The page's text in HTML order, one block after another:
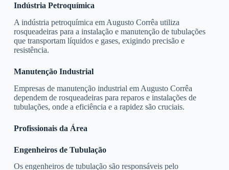
Indústria Petroquímica
A indústria petroquímica em Augusto Corrêa utiliza
rosqueadeiras para a instalação e manutenção de tubulações
que transportam líquidos e gases, exigindo precisão e
resistência.
Manutenção Industrial
Empresas de manutenção industrial em Augusto Corrêa
dependem de rosqueadeiras para reparos e instalações de
tubulações, onde a eficiência e a rapidez são cruciais.
Profissionais da Área
Engenheiros de Tubulação
Os engenheiros de tubulação são responsáveis pelo